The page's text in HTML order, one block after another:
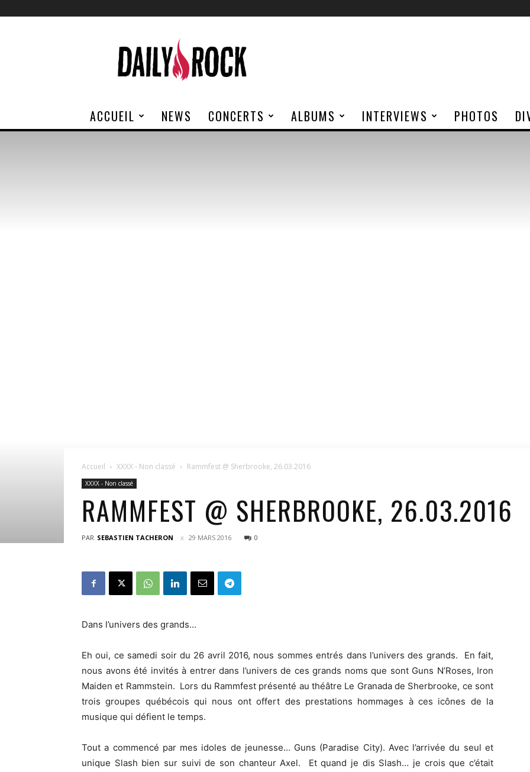
Rock
ACCUEIL NEWS CONCERTS ALBUMS INTERVIEWS PHOTOS
Accueil XXXX - Non classé Rammfest @ Sherbrooke, 26.03.2016
XXXX - Non classé
RAMMFEST @ SHERBROOKE, 26.03.2016
PAR SEBASTIEN TACHERON 29 MARS 2016 0
Dans l’univers des grands…
Eh oui, ce samedi soir du 26 avril 2016, nous sommes entrés dans l’univers des grands. En fait,
nous avons été invités à entrer dans l’univers de ces grands noms que sont Guns N’Roses, Iron
Maiden et Rammstein. Lors du Rammfest présenté au théâtre Le Granada de Sherbrooke, ce sont
trois groupes québécois qui nous ont offert des prestations hommages à ces icônes de la
musique qui défient le temps.
Tout a commencé par mes idoles de jeunesse… Guns (Paradise City). Avec l’arrivée du seul et
unique Slash bien sur suivi de son chanteur Axel. Et quand je dis Slash… je crois que c’était